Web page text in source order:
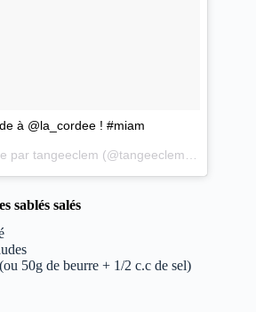
à @la_cordee ! #miam
sablés salés
50g de beurre + 1/2 c.c de sel)